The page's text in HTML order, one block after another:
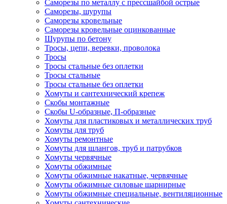
Саморезы по металлу с прессшайбой острые
Саморезы, шурупы
Саморезы кровельные
Саморезы кровельные оцинкованные
Шурупы по бетону
Тросы, цепи, веревки, проволока
Тросы
Тросы стальные без оплетки
Тросы стальные
Тросы стальные без оплетки
Хомуты и сантехнический крепеж
Скобы монтажные
Скобы U-образные, П-образные
Хомуты для пластиковых и металлических труб
Хомуты для труб
Хомуты ремонтные
Хомуты для шлангов, труб и патрубков
Хомуты червячные
Хомуты обжимные
Хомуты обжимные накатные, червячные
Хомуты обжимные силовые шарнирные
Хомуты обжимные специальные, вентиляционные